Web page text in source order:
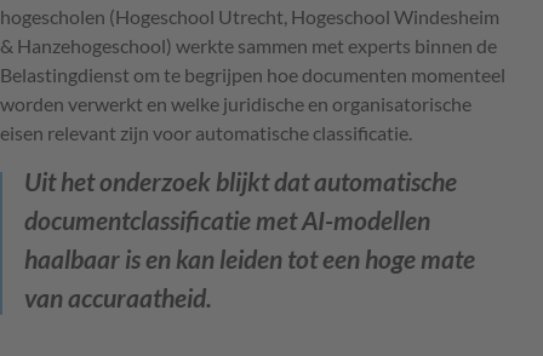
hogescholen (Hogeschool Utrecht, Hogeschool Windesheim
& Hanzehogeschool) werkte sammen met experts binnen de
Belastingdienst om te begrijpen hoe documenten momenteel
worden verwerkt en welke juridische en organisatorische
eisen relevant zijn voor automatische classificatie.
Uit het onderzoek blijkt dat automatische
documentclassificatie met AI-modellen
haalbaar is en kan leiden tot een hoge mate
van accuraatheid.